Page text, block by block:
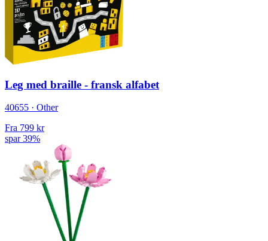
Leg med braille - fransk alfabet
40655 · Other
Fra 799 kr
spar 39%